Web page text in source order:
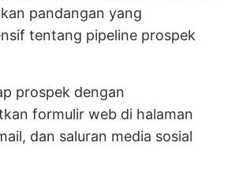
pandangan yang
tentang pipeline prospek
prospek dengan
formulir web di halaman
dan saluran media sosial